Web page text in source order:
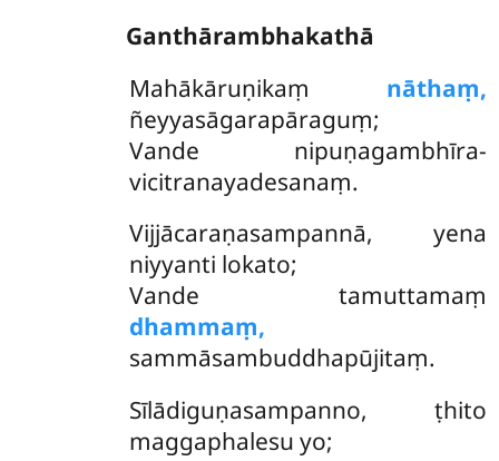
Ganthārambhakathā
Mahākāruṇikaṃ nāthaṃ,
ñeyyasāgarapāraguṃ;
Vande nipuṇagambhīra-
vicitranayadesanaṃ.
Vijjācaraṇasampannā, yena
niyyanti lokato;
Vande tamuttamaṃ
dhammaṃ,
sammāsambuddhapūjitaṃ.
Sīlādiguṇasampanno, ṭhito
maggaphalesu yo;